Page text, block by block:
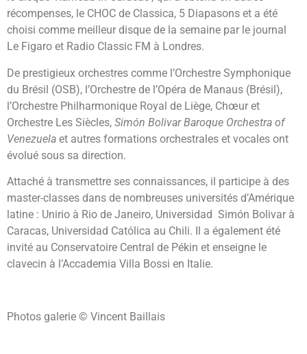
récompenses, le CHOC de Classica, 5 Diapasons et a été
choisi comme meilleur disque de la semaine par le journal
Le Figaro et Radio Classic FM à Londres.
De prestigieux orchestres comme l’Orchestre Symphonique
du Brésil (OSB), l’Orchestre de l’Opéra de Manaus (Brésil),
l’Orchestre Philharmonique Royal de Liège, Chœur et
Orchestre Les Siècles, Simón Bolivar Baroque Orchestra of
Venezuela et autres formations orchestrales et vocales ont
évolué sous sa direction.
Attaché à transmettre ses connaissances, il participe à des
master-classes dans de nombreuses universités d’Amérique
latine : Unirio à Rio de Janeiro, Universidad Simón Bolivar à
Caracas, Universidad Católica au Chili. Il a également été
invité au Conservatoire Central de Pékin et enseigne le
clavecin à l’Accademia Villa Bossi en Italie.
Photos galerie © Vincent Baillais